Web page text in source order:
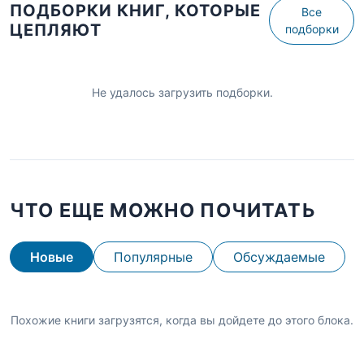
ПОДБОРКИ КНИГ, КОТОРЫЕ
ЦЕПЛЯЮТ
Все
подборки
Не удалось загрузить подборки.
ЧТО ЕЩЕ МОЖНО ПОЧИТАТЬ
Новые Популярные Обсуждаемые
Похожие книги загрузятся, когда вы дойдете до этого блока.